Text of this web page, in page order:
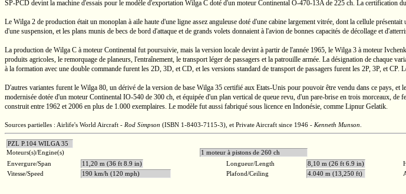
SP-PCD devint la machine d'essais pour le modèle d'exportation Wilga C doté d'un moteur Continental O-470-13Ade 225 ch. La certification
Le Wilga 2 de production était un monoplan à aile haute d'une ligne assez anguleuse doté d'une cabine largement vitrée, dont la cellule
d'une suspension, et les plans munis de becs de bord d'attaque et de grands volets donnaient à l'avion de bonnes capacités de décollage et
La production de Wilga C à moteur Continental fut poursuivie, mais la version locale devint à partir de l'année 1965, le Wilga 3 à moteur
produits agricoles, le remorquage de planeurs, l'entraînement, le transport léger de passagers et la patrouille armée. La désignation de chaque
à la formation avec une double commande furent les 2D, 3D, et CD, et les versions standard de transport de passagers furent les 2P, 3P, et
D'autres variantes furent le Wilga 80, un dérivé de la version de base Wilga 35 certifié aux Etats-Unis pour pouvoir être vendu dans ce pays, et
modernisée dotée d'un moteur Continental IO-540 de 300 ch, et équipée d'un plan vertical de queue revu, d'un pare-brise en trois morceaux,
construit entre 1962 et 2006 en plus de 1.000 exemplaires. Le modèle fut aussi fabriqué sous licence en Indonésie, comme Lipnur Gelatik.
Sources partielles : Airlife's World Aircraft - Rod Simpson (ISBN 1-8403-7115-3), et Private Aircraft since 1946 - Kenneth Munson
PZL P.104 WILGA 35
Moteurs(s)/Engine(s)
1 moteur à pistons de 260 ch
Envergure/Span
11,20 m (36 ft 8.9 in) Longueur/Length 8,10 m (26 ft 6.9 in)
Vitesse/Speed
190 km/h (120 mph) Plafond/Ceiling 4.040 m (13,250 ft)